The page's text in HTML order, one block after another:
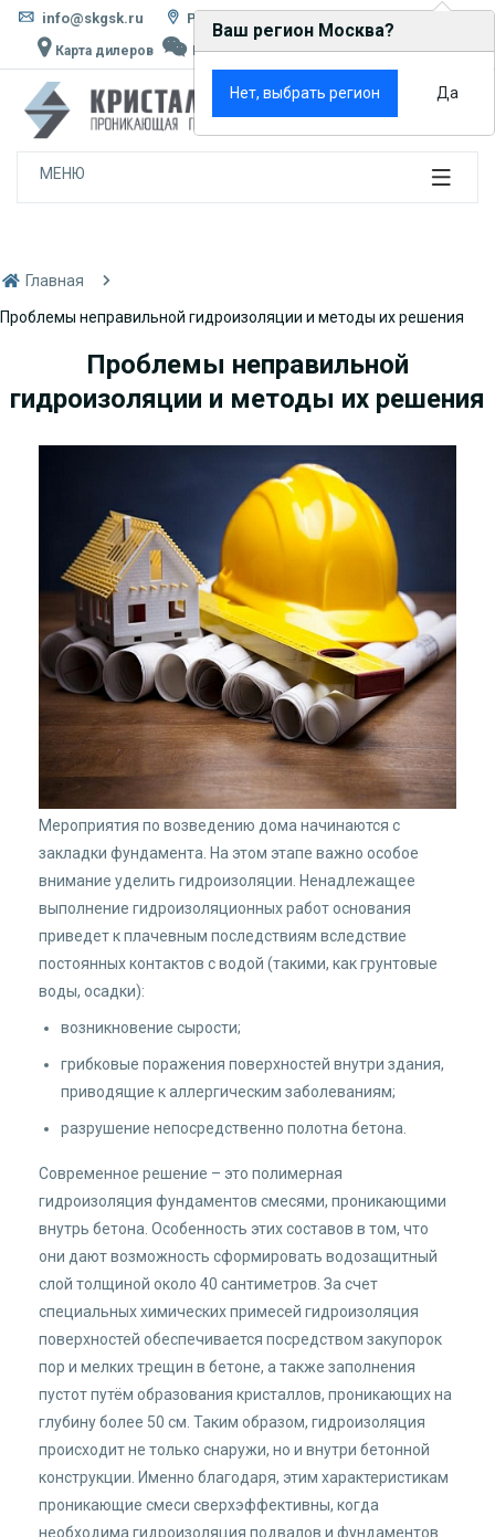
info@skgsk.ru Россия, г. Москва, ул. Кетчерская, д. 13
Карта дилеров Написать в MAX Rutube VK
0
МЕНЮ
Главная
Проблемы неправильной гидроизоляции и методы их решения
Проблемы неправильной
гидроизоляции и методы их решения
Мероприятия по возведению дома начинаются с
закладки фундамента. На этом этапе важно особое
внимание уделить гидроизоляции. Ненадлежащее
выполнение гидроизоляционных работ основания
приведет к плачевным последствиям вследствие
постоянных контактов с водой (такими, как грунтовые
воды, осадки):
возникновение сырости;
грибковые поражения поверхностей внутри здания,
приводящие к аллергическим заболеваниям;
разрушение непосредственно полотна бетона.
Современное решение – это полимерная
гидроизоляция фундаментов смесями, проникающими
внутрь бетона. Особенность этих составов в том, что
они дают возможность сформировать водозащитный
слой толщиной около 40 сантиметров. За счет
специальных химических примесей гидроизоляция
поверхностей обеспечивается посредством закупорок
пор и мелких трещин в бетоне, а также заполнения
пустот путём образования кристаллов, проникающих на
глубину более 50 см. Таким образом, гидроизоляция
происходит не только снаружи, но и внутри бетонной
конструкции. Именно благодаря, этим характеристикам
проникающие смеси сверхэффективны, когда
необходима гидроизоляция подвалов и фундаментов.
Ваш регион Москва?
Нет, выбрать регион Да